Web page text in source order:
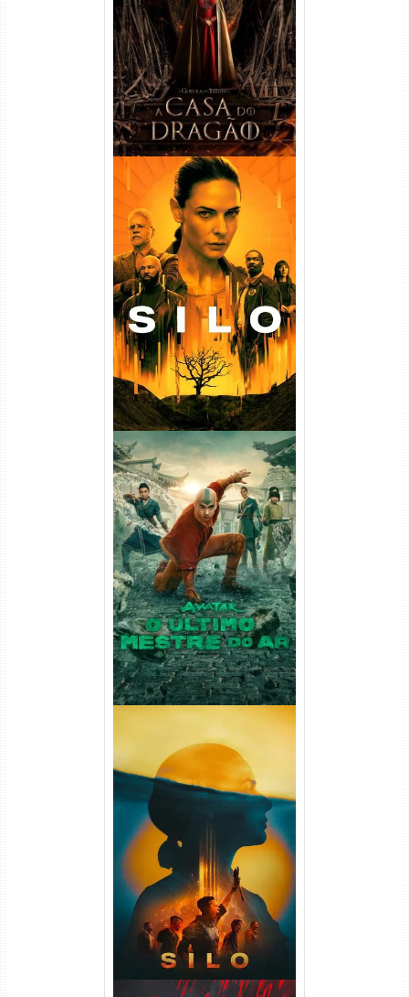
Temporada Torrent (2022)
WEB-DL 720p/1080p Dual
Áudio
Silo 1ª Temporada Torrent
(2023) WEB-DL
720p/1080p/4K Dual Áudio
Avatar: O Último Mestre do
Ar 2ª Temporada Torrent
(2026) WEB-DL 1080p Dual
Áudio
Silo 2ª Temporada (2024)
WEB-DL 1080p Dual Áudio